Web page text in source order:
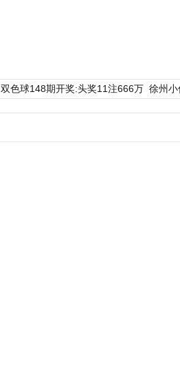
双色球148期开奖:头奖11注666万 徐州